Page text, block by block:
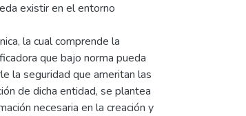
existir en el entorno
la cual comprende la
que bajo norma pueda
la seguridad que ameritan las
de dicha entidad, se plantea
necesaria en la creación y